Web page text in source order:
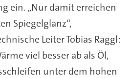
ein. „Nur damit erreichen
Spiegelglanz“,
Leiter Tobias Raggl:
viel besser ab als Öl,
unter dem hohen